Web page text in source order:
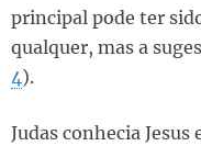
principal pode ter
qualquer, mas a
4).
Judas conhecia Jesus